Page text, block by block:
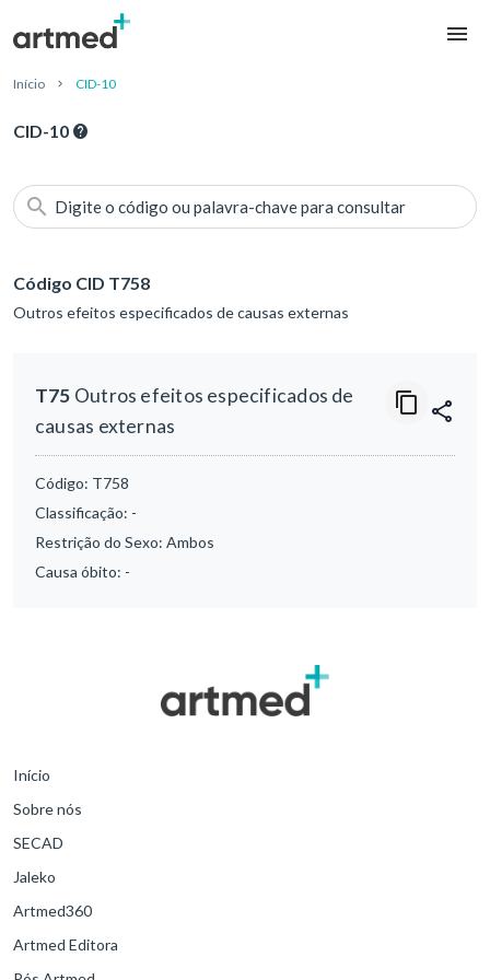
Início CID-10
CID-10
Digite o código ou palavra-chave para consultar
Código CID T758
Outros efeitos especificados de causas externas
T75 Outros efeitos especificados de
causas externas
Código: T758
Classificação: -
Restrição do Sexo: Ambos
Causa óbito: -
Início
Sobre nós
SECAD
Jaleko
Artmed360
Artmed Editora